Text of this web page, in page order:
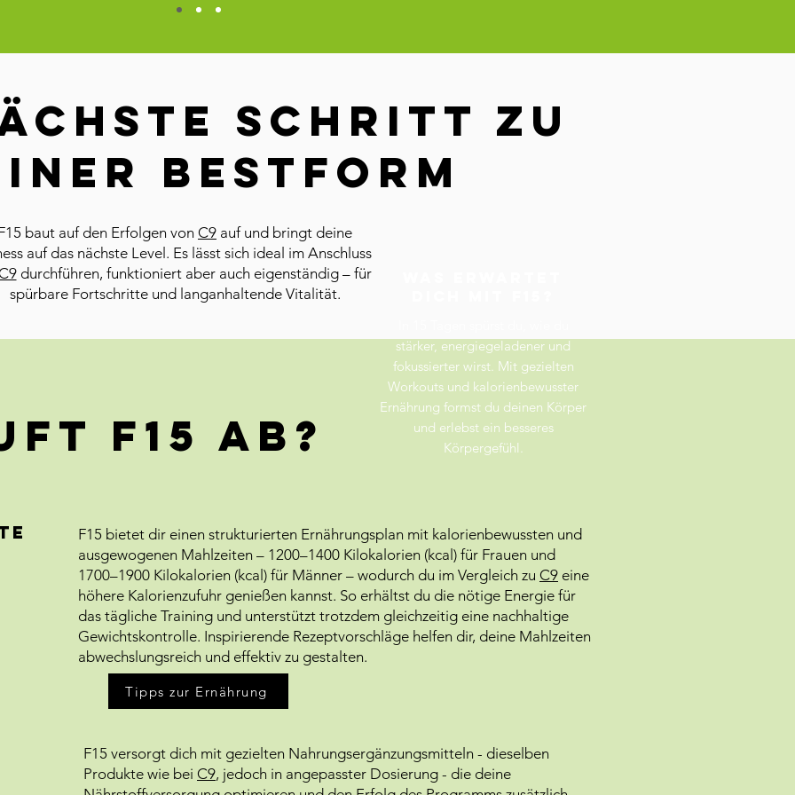
Schritt zu
Bestform
baut auf den Erfolgen vonC9 auf und bringt deine
auf das nächste Level. Es lässt sich ideal im Anschluss
durchführen, funktioniert aber auch eigenständig – für
spürbare Fortschritte und langanhaltende Vitalität.
F15 ab?
F15 bietet dir einen strukturierten Ernährungsplan mit kalorienbewussten und
ausgewogenen Mahlzeiten – 1200–1400 Kilokalorien (kcal) für Frauen und
1700–1900 Kilokalorien (kcal) für Männer – wodurch du im Vergleich zu C9 eine
höhere Kalorienzufuhr genießen kannst. So erhältst du die nötige Energie für
das tägliche Training und unterstützt trotzdem gleichzeitig eine nachhaltige
Gewichtskontrolle. Inspirierende Rezeptvorschläge helfen dir, deine Mahlzeiten
abwechslungsreich und effektiv zu gestalten.
Tipps zur Ernährung
F15 versorgt dich mit gezielten Nahrungsergänzungsmitteln - dieselben
Produkte wie bei C9, jedoch in angepasster Dosierung - die deine
stärker, energiegeladener und
fokussierter wirst. Mit gezielten
Workouts und kalorienbewusster
Ernährung formst du deinen Körper
und erlebst ein besseres
Körpergefühl.